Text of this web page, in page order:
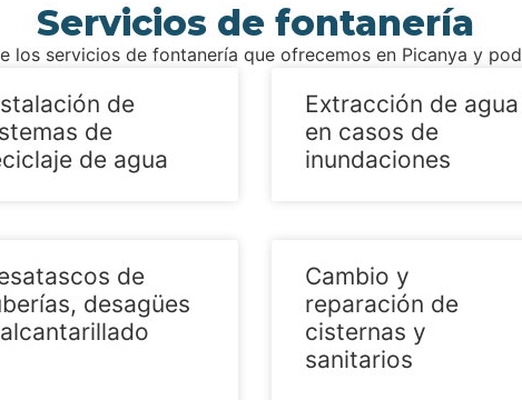
Servicios de fontanería
los servicios de fontanería que ofrecemos en Picanya y
de
de
de agua
Extracción de agua
en casos de
inundaciones
de
desagües
Cambio y
reparación de
cisternas y
sanitarios